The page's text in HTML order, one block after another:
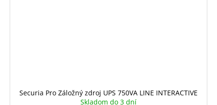
Securia Pro Záložný zdroj UPS 750VA LINE INTERACTIVE
Skladom do 3 dní